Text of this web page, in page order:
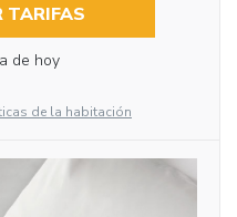
TARIFAS
de hoy
de la habitación